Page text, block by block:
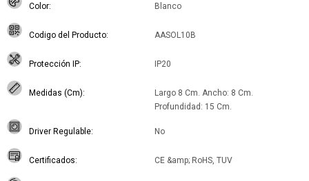
Color Blanco
Codigo del Producto AASOL10B
Protección IP IP20
Medidas (Cm)
Largo 8 Cm. Ancho: 8 Cm.
Profundidad: 15 Cm.
Driver Regulable No
Certificados CE &amp; RoHS, TUV